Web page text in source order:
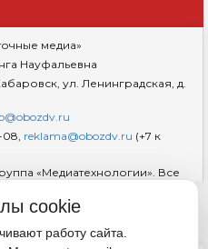
медиа»
Науфальевна
ул. Ленинградская, д.
08, reklama@obozdv.ru (+7 к
«Медиатехнологии». Все
обязательна.
cookie
работу сайта.